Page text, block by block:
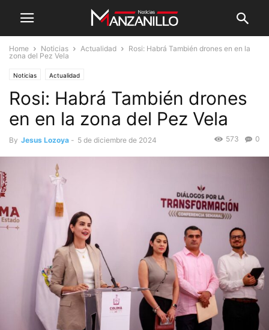
Home Noticias Actualidad
Rosi: Habrá También drones en en la
zona del Pez Vela
Noticias Actualidad
Rosi: Habrá También drones
en en la zona del Pez Vela
By Jesus Lozoya - 5 de diciembre de 2024 0
573